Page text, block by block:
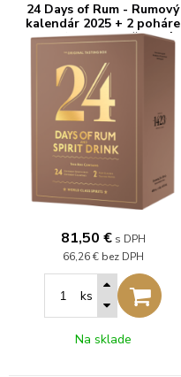
24 Days of Rum - Rumový
kalendár 2025 + 2 poháre
41,3% 0,48l (darčekové
balenie 2 poháre)
81,50 € s DPH
66,26 € bez DPH
ks
Na sklade